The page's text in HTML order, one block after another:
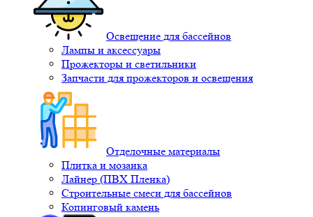
Освещение для бассейнов
Лампы и аксессуары
Прожекторы и светильники
Запчасти для прожекторов и освещения
Отделочные материалы
Плитка и мозаика
Лайнер (ПВХ Пленка)
Строительные смеси для бассейнов
Копинговый камень